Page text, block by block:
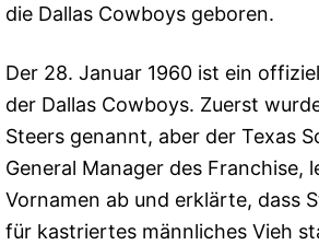
die Dallas Cowboys geboren.
Der 28. Januar 1960 ist ein
der Dallas Cowboys. Zuerst
Steers genannt, aber der Texas
General Manager des Franchise,
Vornamen ab und erklärte, dass
für kastriertes männliches Vieh